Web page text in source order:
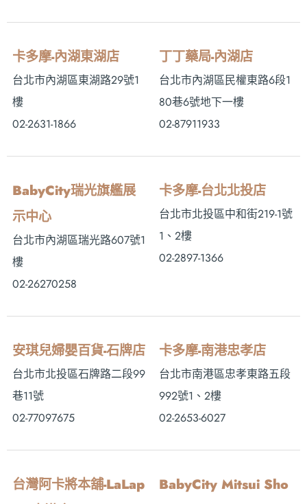
卡多摩-內湖東湖店
台北市內湖區東湖路29號1
樓
02-2631-1866
丁丁藥局-內湖店
台北市內湖區民權東路6段1
80巷6號地下一樓
02-87911933
BabyCity瑞光旗艦展
示中心
台北市內湖區瑞光路607號1
樓
02-26270258
卡多摩-台北北投店
台北市北投區中和街219-1號
1、2樓
02-2897-1366
安琪兒婦嬰百貨-石牌店
台北市北投區石牌路二段99
巷11號
02-77097675
卡多摩-南港忠孝店
台北市南港區忠孝東路五段
992號1、2樓
02-2653-6027
台灣阿卡將本舖-LaLap
BabyCity Mitsui Sho